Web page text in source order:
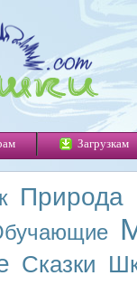
Загрузкам
Природа
Сказки